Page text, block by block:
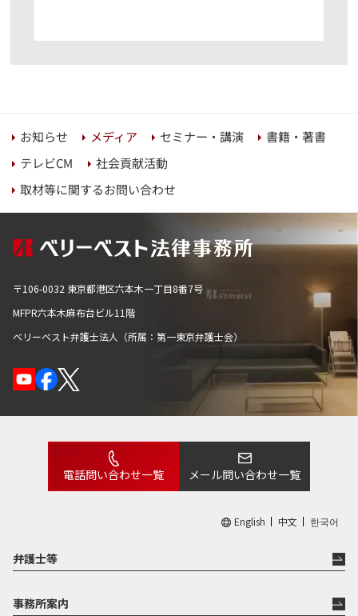
お知らせ メディア セミナー・講演 書籍・著書
テレビCM 社会貢献活動
取材等に関するお問い合わせ
〒106-0032 東京都港区六本木一丁目8番7号
MFPR六本木麻布台ビル11階
ベリーベスト弁護士法人（所属：第一東京弁護士会）
電話問い合わせ一覧 メール問い合わせ一覧
English 中文 한국어
弁護士等
事務所案内